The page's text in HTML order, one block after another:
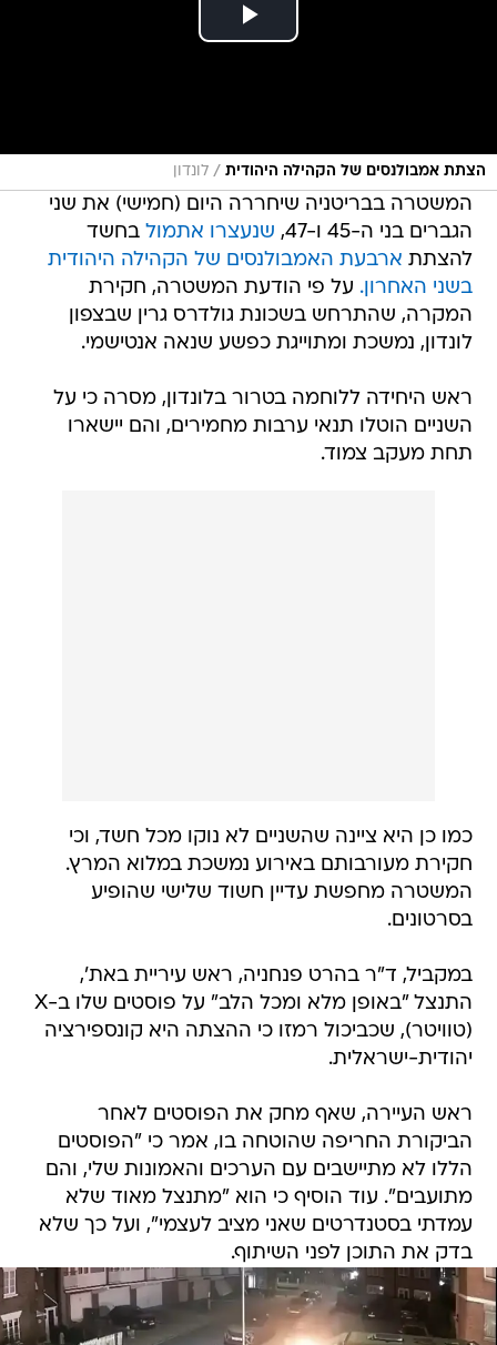
הצתת אמבולנסים של הקהילה היהודית / לונדון
המשטרה בבריטניה שיחררה היום (חמישי) את שני
הגברים בני ה-45 ו-47,
שנעצרו אתמול בחשד
להצתת ארבעת האמבולנסים של הקהילה היהודית
בשני האחרון. על פי הודעת המשטרה, חקירת
המקרה, שהתרחש בשכונת גולדרס גרין שבצפון
לונדון, נמשכת ומתוייגת כפשע שנאה אנטישמי.
ראש היחידה ללוחמה בטרור בלונדון, מסרה כי על
השניים הוטלו תנאי ערבות מחמירים, והם יישארו
תחת מעקב צמוד.
כמו כן היא ציינה שהשניים לא נוקו מכל חשד, וכי
חקירת מעורבותם באירוע נמשכת במלוא המרץ.
המשטרה מחפשת עדיין חשוד שלישי שהופיע
בסרטונים.
במקביל, ד"ר בהרט פנחניה, ראש עיריית באת',
התנצל "באופן מלא ומכל הלב" על פוסטים שלו ב-X
(טוויטר), שכביכול רמזו כי ההצתה היא קונספירציה
יהודית-ישראלית.
ראש העיירה, שאף מחק את הפוסטים לאחר
הביקורת החריפה שהוטחה בו, אמר כי "הפוסטים
הללו לא מתיישבים עם הערכים והאמונות שלי, והם
מתועבים". עוד הוסיף כי הוא "מתנצל מאוד שלא
עמדתי בסטנדרטים שאני מציב לעצמי", ועל כך שלא
בדק את התוכן לפני השיתוף.